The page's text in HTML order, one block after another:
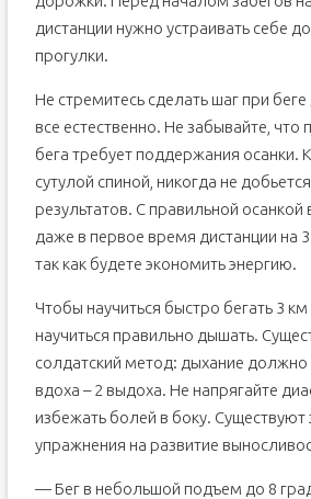
дистанции нужно устраивать себе
прогулки.
Не стремитесь сделать шаг при
все естественно. Не забывайте, что
бега требует поддержания осанки.
сутулой спиной, никогда не
результатов. С правильной осанкой
даже в первое время дистанции на 3
так как будете экономить энергию.
Чтобы научиться быстро бегать 3
научиться правильно дышать.
солдатский метод: дыхание должно
вдоха – 2 выдоха. Не напрягайте
избежать болей в боку.
упражнения на развитие
— Бег в небольшой подъем до 8